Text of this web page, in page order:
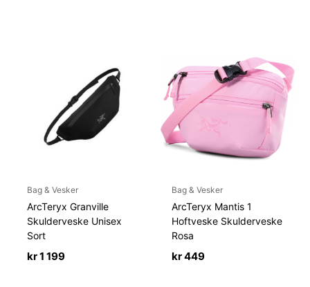
Bag & Vesker
ArcTeryx Granville
Skulderveske Unisex
Sort
kr1 199
Bag & Vesker
ArcTeryx Mantis 1
Hoftveske Skulderveske
Rosa
kr449